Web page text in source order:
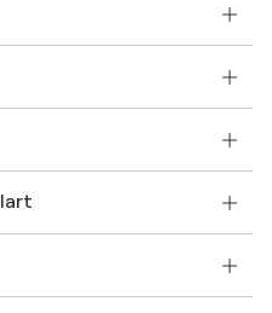
original